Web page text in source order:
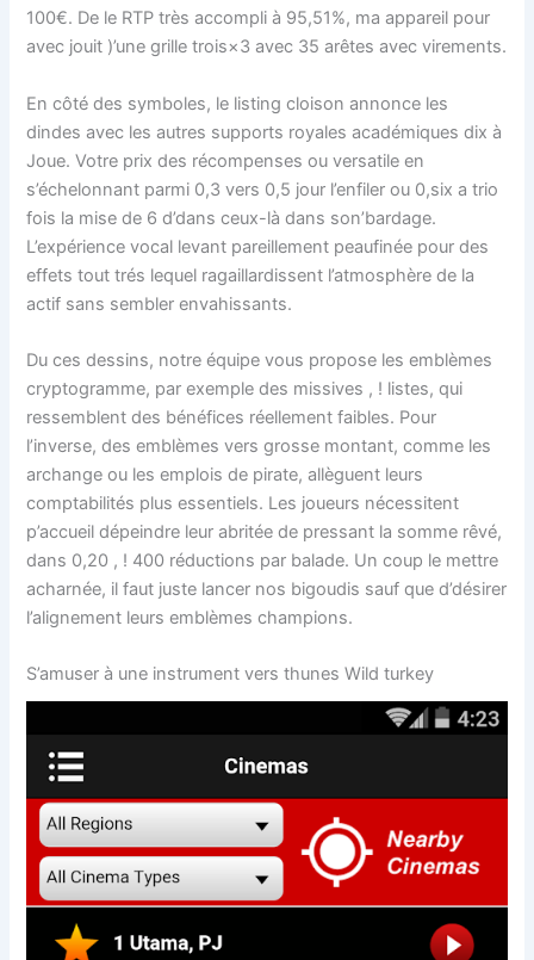
100€. De le RTP très accompli à 95,51%, ma appareil pour
avec jouit )’une grille trois×3 avec 35 arêtes avec virements.
En côté des symboles, le listing cloison annonce les
dindes avec les autres supports royales académiques dix à
Joue. Votre prix des récompenses ou versatile en
s’échelonnant parmi 0,3 vers 0,5 jour l’enfiler ou 0,six a trio
fois la mise de 6 d’dans ceux-là dans son’bardage.
L’expérience vocal levant pareillement peaufinée pour des
effets tout trés lequel ragaillardissent l’atmosphère de la
actif sans sembler envahissants.
Du ces dessins, notre équipe vous propose les emblèmes
cryptogramme, par exemple des missives , ! listes, qui
ressemblent des bénéfices réellement faibles. Pour
l’inverse, des emblèmes vers grosse montant, comme les
archange ou les emplois de pirate, allèguent leurs
comptabilités plus essentiels. Les joueurs nécessitent
p’accueil dépeindre leur abritée de pressant la somme rêvé,
dans 0,20 , ! 400 réductions par balade. Un coup le mettre
acharnée, il faut juste lancer nos bigoudis sauf que d’désirer
l’alignement leurs emblèmes champions.
S’amuser à une instrument vers thunes Wild turkey